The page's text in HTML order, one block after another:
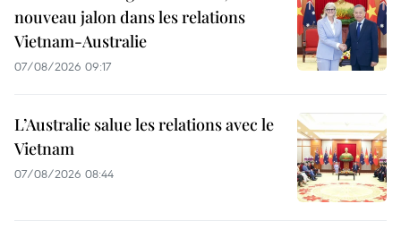
nouveau jalon dans les relations
Vietnam-Australie
07/08/2026 09:17
L’Australie salue les relations avec le
Vietnam
07/08/2026 08:44